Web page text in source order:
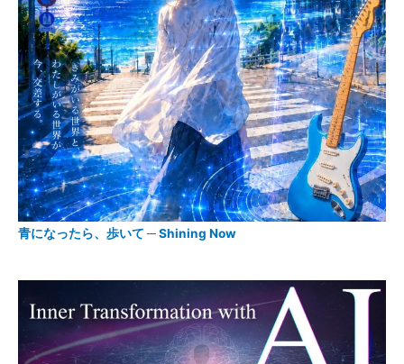
青になったら、歩いて ─ Shining Now